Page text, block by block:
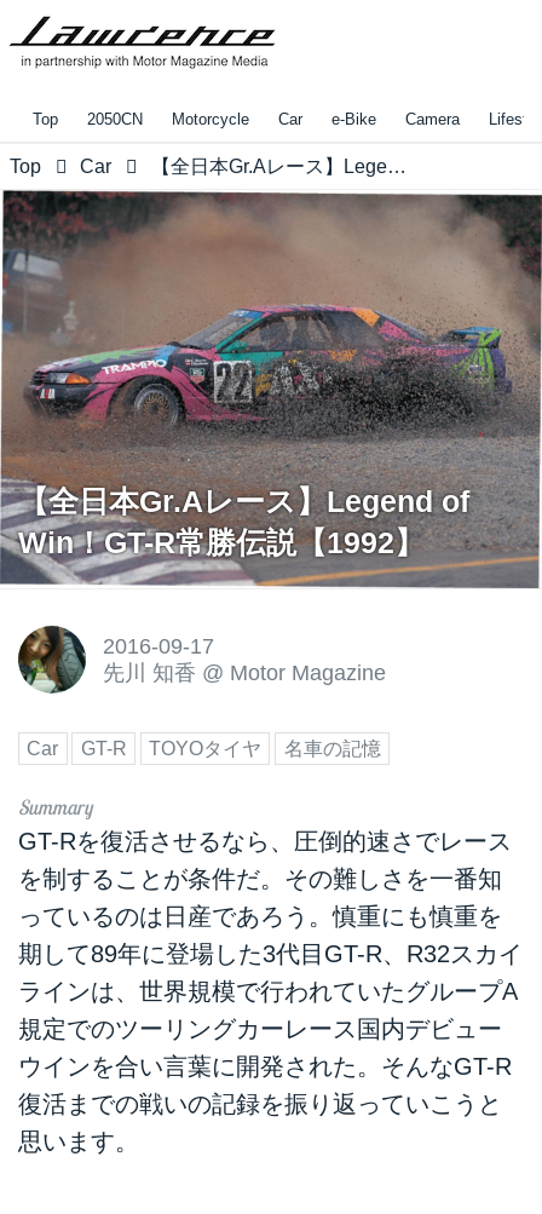
Top 2050CN Motorcycle Car e-Bike Camera
Top Car 【全日本Gr.Aレース】Legend of Win！GT-R常勝伝説【1992】
【全日本Gr.Aレース】Legend of
Win！GT-R常勝伝説【1992】
2016-09-17
先川 知香 @ Motor Magazine
Car GT-R TOYOタイヤ 名車の記憶
GT-Rを復活させるなら、圧倒的速さでレース
を制することが条件だ。その難しさを一番知
っているのは日産であろう。慎重にも慎重を
期して89年に登場した3代目GT-R、R32スカイ
ラインは、世界規模で行われていたグループA
規定でのツーリングカーレース国内デビュー
ウインを合い言葉に開発された。そんなGT-R
復活までの戦いの記録を振り返っていこうと
思います。